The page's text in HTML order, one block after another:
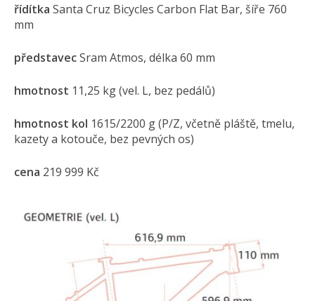
řídítka Santa Cruz Bicycles Carbon Flat Bar, šíře 760
mm
představecSram Atmos, délka 60 mm
hmotnost 11,25 kg (vel. L, bez pedálů)
hmotnost kol 1615/2200 g (P/Z, včetně pláště, tmelu,
kazety a kotouče, bez pevných os)
cena 219 999 Kč